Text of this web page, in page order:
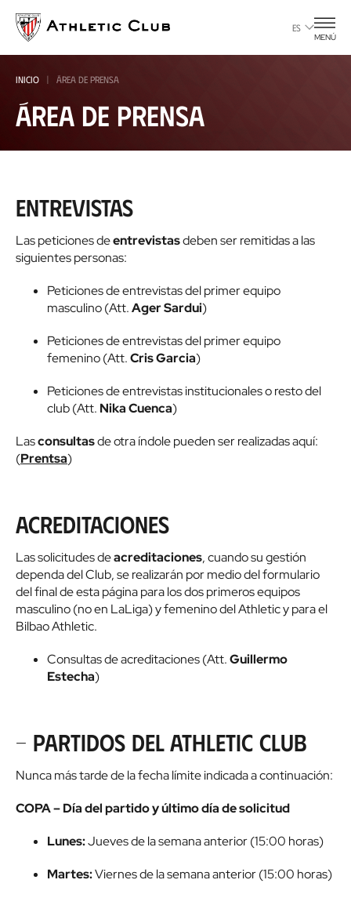
contenido
principal
ES
MENÚ
INICIO ÁREA DE PRENSA
Área de Prensa
Entrevistas
Las peticiones deentrevistasdeben ser remitidas a las
siguientes personas:
Peticiones de entrevistas del primer equipo
masculino (Att.Ager Sardui)
Peticiones de entrevistas del primer equipo
femenino (Att.Cris Garcia)
Peticiones de entrevistas institucionales o resto del
club (Att. Nika Cuenca)
Lasconsultasde otra índole pueden ser realizadas aquí:
(Prentsa)
Acreditaciones
Las solicitudes deacreditaciones, cuando su gestión
dependa del Club, se realizarán por medio del formulario
del final de esta página para los dos primeros equipos
masculino (no en LaLiga) y femenino del Athletic y para el
Bilbao Athletic.
Consultas de acreditaciones (Att.Guillermo
Estecha)
- Partidos del Athletic Club
Nunca más tarde de la fecha límite indicada a continuación:
COPA – Día del partido y último día de solicitud
Lunes:Jueves de la semana anterior (15:00 horas)
Martes:Viernes de la semana anterior (15:00 horas)